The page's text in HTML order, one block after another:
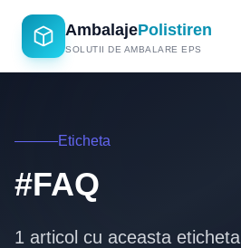
AmbalajePolistiren
SOLUTII DE AMBALARE EPS
Eticheta
#FAQ
1 articol cu aceasta eticheta